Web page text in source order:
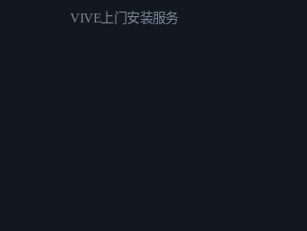
VIVE上门安装服务